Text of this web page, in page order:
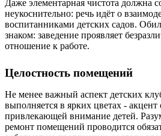
Даже элементарная чистота должна
неукоснительно: речь идёт о
воспитанниками детских садов.
знаком: заведение проявляет
отношение к работе.
Целостность помещений
Не менее важный аспект детских
выполняется в ярких цветах - акцент
привлекающей внимание детей.
ремонт помещений проводится